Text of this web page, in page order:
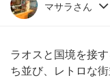
マサラさん
ラオスと国境を接
ち並び、レトロな